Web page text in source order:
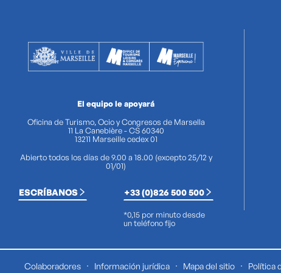
El equipo le apoyará
Oficina de Turismo, Ocio y Congresos de Marsella
11 La Canebière - CS 60340
13211 Marseille cedex 01
Abierto todos los días de 9.00 a 18.00 (excepto 25/12 y
01/01)
ESCRÍBANOS +33 (0)826 500 500
*0,15 por minuto desde
un teléfono fijo
Colaboradores Información jurídica Mapa del sitio Política